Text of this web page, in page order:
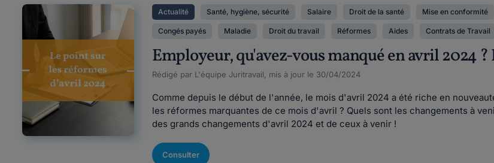
Actualité Santé, hygiène, sécurité Salaire Droit de la santé Mise en conformité
Congés payés Maladie Droit du travail Réformes Aides Contrats de Travail
Employeur, qu'avez-vous manqué en avril 2024
Rédigé par L'équipe Juritravail, mis à jour le 30/04/2024
Comme depuis le début de l'année, le mois d'avril 2024 a été riche en
les réformes marquantes de ce mois d'avril ? Quels sont les changements à
des grands changements d'avril 2024 et de ceux à venir !
Consulter